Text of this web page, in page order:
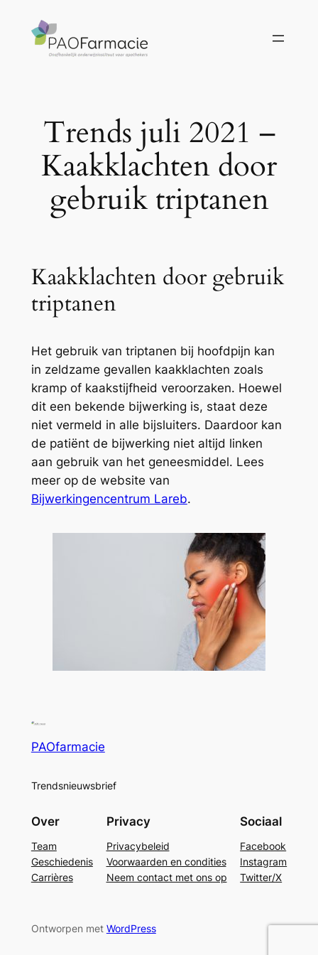
Trends juli 2021 –
Kaakklachten door
gebruik triptanen
Kaakklachten door gebruik
triptanen
Het gebruik van triptanen bij hoofdpijn kan
in zeldzame gevallen kaakklachten zoals
kramp of kaakstijfheid veroorzaken. Hoewel
dit een bekende bijwerking is, staat deze
niet vermeld in alle bijsluiters. Daardoor kan
de patiënt de bijwerking niet altijd linken
aan gebruik van het geneesmiddel. Lees
meer op de website van
Bijwerkingencentrum Lareb.
PAOfarmacie
Trendsnieuwsbrief
Over
Team
Geschiedenis
Carrières
Privacy
Privacybeleid
Voorwaarden en condities
Neem contact met ons op
Sociaal
Facebook
Instagram
Twitter/X
Ontworpen met WordPress